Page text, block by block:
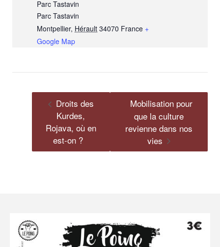
Parc Tastavin
Parc Tastavin
Montpellier, Hérault 34070 France +
Google Map
Droits des
Kurdes,
Rojava, où en
est-on ?
Mobilisation pour
que la culture
revienne dans nos
vies